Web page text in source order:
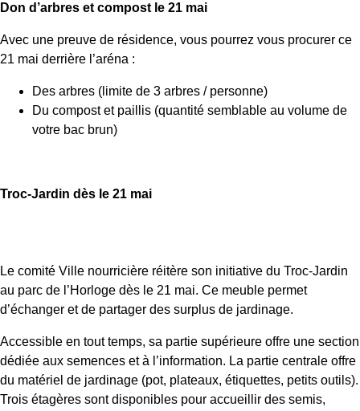
Don d’arbres et compost le 21 mai
Avec une preuve de résidence, vous pourrez vous procurer ce
21 mai derrière l’aréna :
Des arbres (limite de 3 arbres / personne)
Du compost et paillis (quantité semblable au volume de
votre bac brun)
Troc-Jardin dès le 21 mai
Le comité Ville nourricière réitère son initiative du Troc-Jardin
au parc de l’Horloge dès le 21 mai. Ce meuble permet
d’échanger et de partager des surplus de jardinage.
Accessible en tout temps, sa partie supérieure offre une section
dédiée aux semences et à l’information. La partie centrale offre
du matériel de jardinage (pot, plateaux, étiquettes, petits outils).
Trois étagères sont disponibles pour accueillir des semis,